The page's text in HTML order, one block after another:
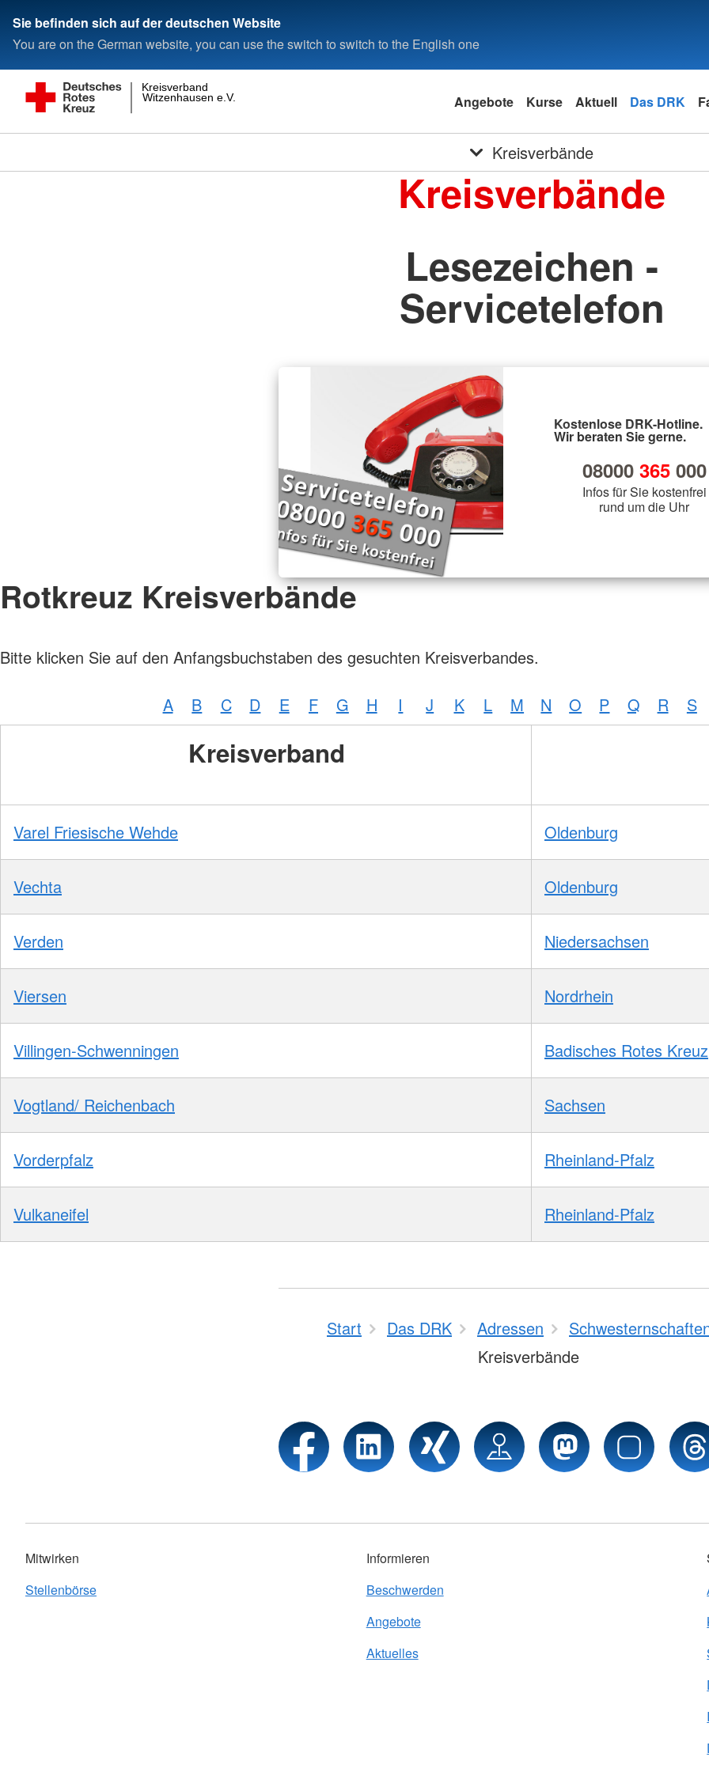
Sie befinden sich auf der deutschen Website
You are on the German website, you can use the switch to switch to the English one
Witzenhausen e.V.
Kreisverband
Angebote Kurse Aktuell Das DRK
Kreisverbände
Kreisverbände
Lesezeichen -
Servicetelefon
Kostenlose DRK-Hotline.
Wir beraten Sie gerne.
08000 365000
Infos für Sie kostenfrei
rund um die Uhr
Rotkreuz Kreisverbände
Bitte klicken Sie auf den Anfangsbuchstaben des gesuchten Kreisverbandes.
A B C D E F G H I J K L M N O P Q R S
Kreisverband
Varel Friesische Wehde Oldenburg
Vechta Oldenburg
Verden Niedersachsen
Viersen Nordrhein
Villingen-Schwenningen Badisches Rotes Kreuz
Vogtland/ Reichenbach Sachsen
Vorderpfalz Rheinland-Pfalz
Vulkaneifel Rheinland-Pfalz
Start Das DRK Adressen
Kreisverbände
Mitwirken
Stellenbörse
Informieren
Beschwerden
Angebote
Aktuelles